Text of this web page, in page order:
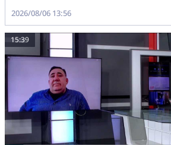
2026/08/06 13:56
15:39